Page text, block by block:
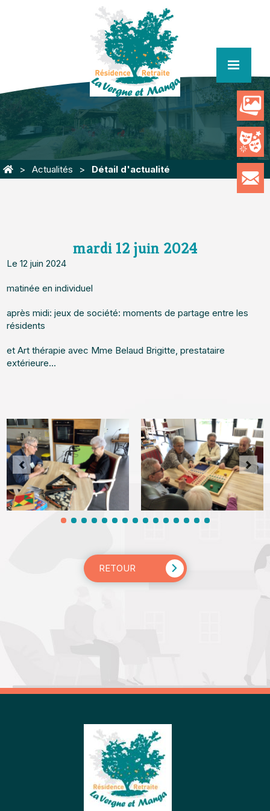
menu
Actualités Détail d'actualité
mardi 12 juin 2024
Le 12 juin 2024
matinée en individuel
après midi: jeux de société: moments de partage entre les
résidents
et Art thérapie avec Mme Belaud Brigitte, prestataire
extérieure...
RETOUR